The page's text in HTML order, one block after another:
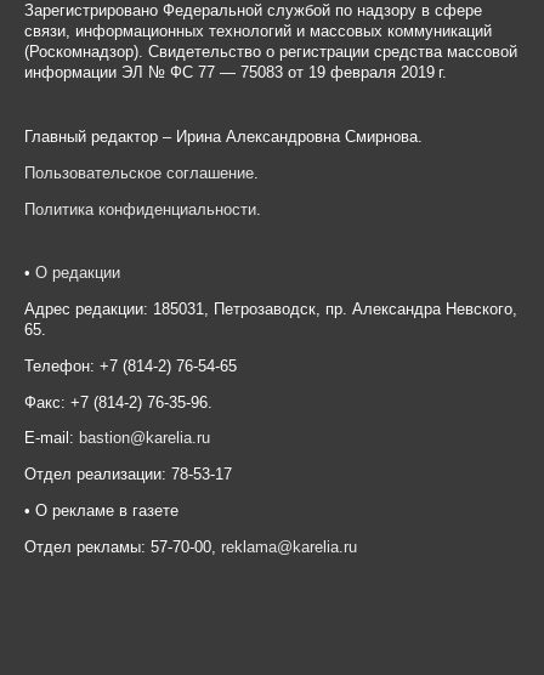
Зарегистрировано Федеральной службой по надзору в сфере
связи, информационных технологий и массовых коммуникаций
(Роскомнадзор). Свидетельство о регистрации средства массовой
информации ЭЛ № ФС 77 — 75083 от 19 февраля 2019 г.
Главный редактор – Ирина Александровна Смирнова.
Пользовательское соглашение
Политика конфиденциальности
• О редакции
Адрес редакции: 185031, Петрозаводск, пр. Александра Невского,
65.
Телефон: +7 (814-2) 76-54-65
Факс: +7 (814-2) 76-35-96.
E-mail: bastion@karelia.ru
Отдел реализации: 78-53-17
• О рекламе в газете
Отдел рекламы: 57-70-00, reklama@karelia.ru